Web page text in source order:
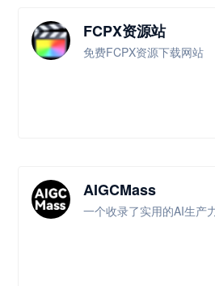
FCPX资源站
免费FCPX资源下载网站
AIGCMass
一个收录了实用的AI生产